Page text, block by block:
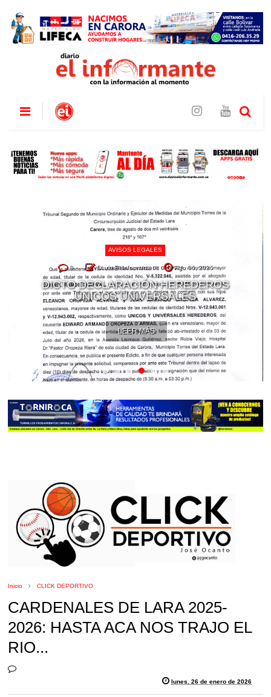
AVISOS LEGALES
0 Diario El Informante Ago 06, 2026
DICTO DECLARACIÓN HEREDEROS
ÚNICOS UNIVERSALES
LEER MÁS
Inicio CLICK DEPORTIVO
CARDENALES DE LARA 2025-
2026: HASTA ACA NOS TRAJO EL
RIO...
lunes, 26 de enero de 2026